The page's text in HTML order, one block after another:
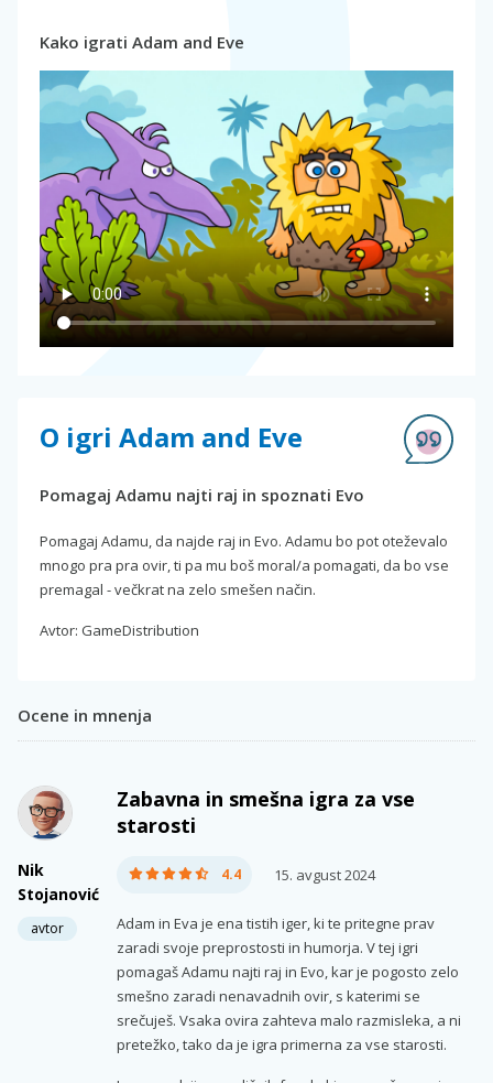
Kako igrati Adam and Eve
O igri Adam and Eve
Pomagaj Adamu najti raj in spoznati Evo
Pomagaj Adamu, da najde raj in Evo. Adamu bo pot oteževalo
mnogo pra pra ovir, ti pa mu boš moral/a pomagati, da bo vse
premagal - večkrat na zelo smešen način.
Avtor: GameDistribution
Ocene in mnenja
Nik
Stojanović
avtor
Zabavna in smešna igra za vse
starosti
4.4 15. avgust 2024
Adam in Eva je ena tistih iger, ki te pritegne prav
zaradi svoje preprostosti in humorja. V tej igri
pomagaš Adamu najti raj in Evo, kar je pogosto zelo
smešno zaradi nenavadnih ovir, s katerimi se
srečuješ. Vsaka ovira zahteva malo razmisleka, a ni
pretežko, tako da je igra primerna za vse starosti.